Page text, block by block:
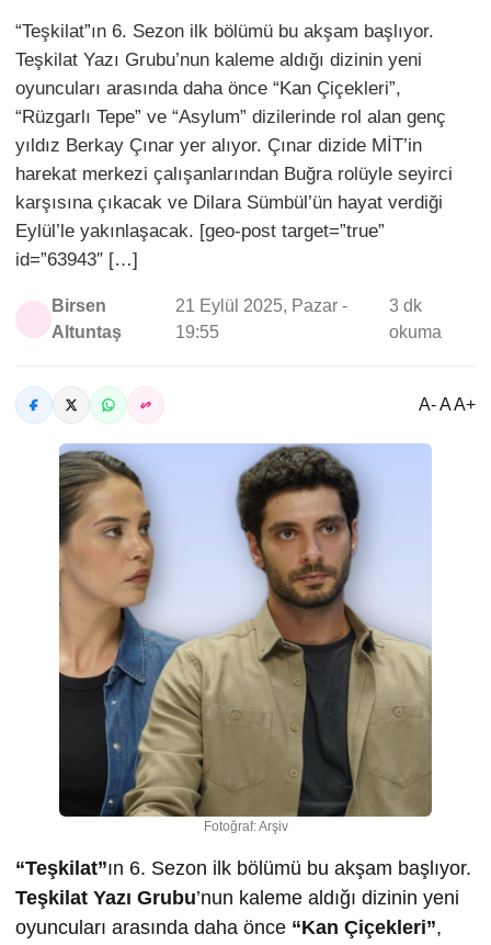
“Teşkilat”ın 6. Sezon ilk bölümü bu akşam başlıyor.
Teşkilat Yazı Grubu’nun kaleme aldığı dizinin yeni
oyuncuları arasında daha önce “Kan Çiçekleri”,
“Rüzgarlı Tepe” ve “Asylum” dizilerinde rol alan genç
yıldız Berkay Çınar yer alıyor. Çınar dizide MİT’in
harekat merkezi çalışanlarından Buğra rolüyle seyirci
karşısına çıkacak ve Dilara Sümbül’ün hayat verdiği
Eylül’le yakınlaşacak. [geo-post target=”true”
id=”63943″ […]
Birsen
Altuntaş
21 Eylül 2025, Pazar -
19:55
3 dk
okuma
A- A A+
Fotoğraf: Arşiv
“Teşkilat”ın 6. Sezon ilk bölümü bu akşam başlıyor.
Teşkilat Yazı Grubu’nun kaleme aldığı dizinin yeni
oyuncuları arasında daha önce “Kan Çiçekleri”,